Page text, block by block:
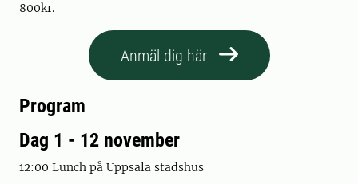
800kr.
Anmäl dig här
Program
Dag 1 - 12 november
12:00 Lunch på Uppsala stadshus